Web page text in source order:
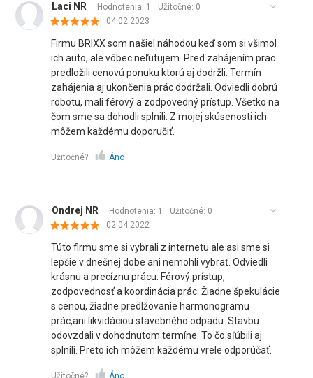
Laci NR Hodnotenia: 1 Užitočné: 0
04.02.2023
Firmu BRIXX som našiel náhodou keď som si všimol
ich auto, ale vôbec neľutujem. Pred zahájením prac
predložili cenovú ponuku ktorú aj dodržli. Termín
zahájenia aj ukončenia prác dodržali. Odviedli dobrú
robotu, mali férový a zodpovedný prístup. Všetko na
čom sme sa dohodli splnili. Z mojej skúsenosti ich
môžem každému doporučiť.
Užitočné? Áno
Ondrej NR Hodnotenia: 1 Užitočné: 0
02.04.2022
Túto firmu sme si vybrali z internetu ale asi sme si
lepšie v dnešnej dobe ani nemohli vybrať. Odviedli
krásnu a precíznu prácu. Férový prístup,
zodpovednosť a koordinácia prác. Žiadne špekulácie
s cenou, žiadne predlžovanie harmonogramu
prác,ani likvidáciou stavebného odpadu. Stavbu
odovzdali v dohodnutom termíne. To čo sľúbili aj
splnili. Preto ich môžem každému vrele odporúčať.
Užitočné? Áno